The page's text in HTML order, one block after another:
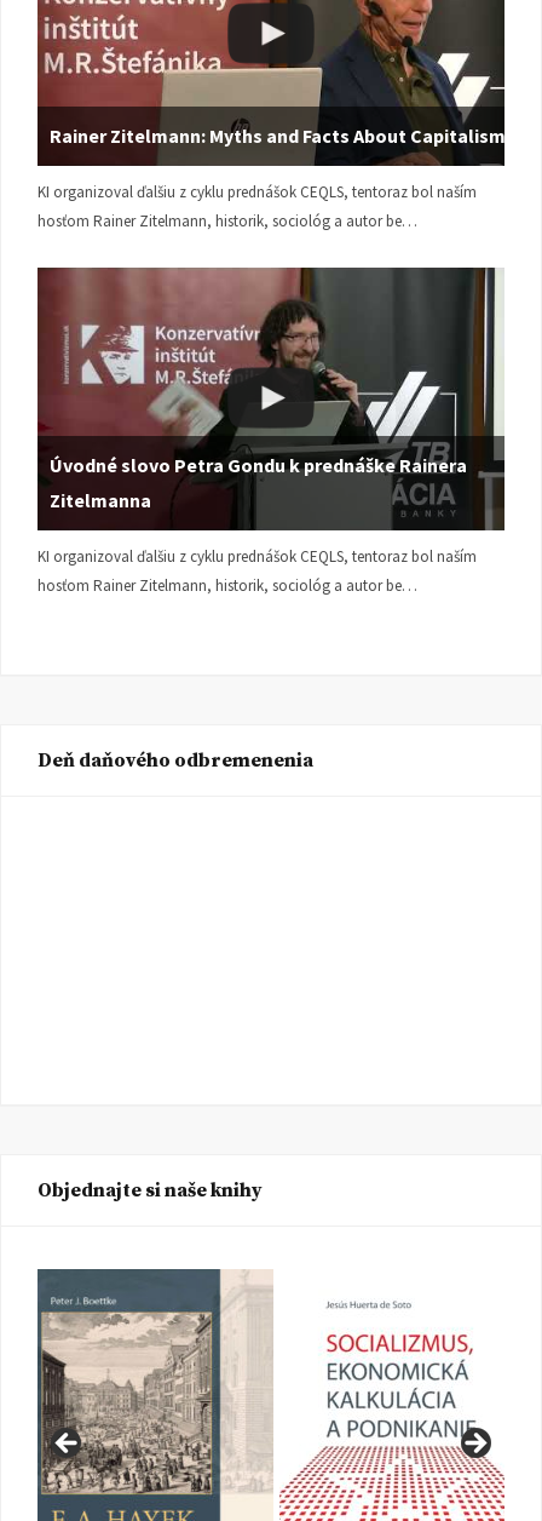
Rainer Zitelmann: Myths and Facts About Capitalism
KI organizoval ďalšiu z cyklu prednášok CEQLS, tentoraz bol naším
hosťom Rainer Zitelmann, historik, sociológ a autor be…
Úvodné slovo Petra Gondu k prednáške Rainera
Zitelmanna
KI organizoval ďalšiu z cyklu prednášok CEQLS, tentoraz bol naším
hosťom Rainer Zitelmann, historik, sociológ a autor be…
Deň daňového odbremenenia
Objednajte si naše knihy